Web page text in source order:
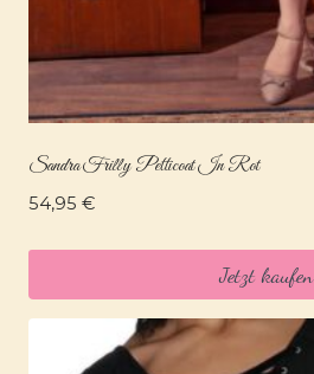
Sandra Frilly Petticoat In Rot
54,95 €
Jetzt kaufen